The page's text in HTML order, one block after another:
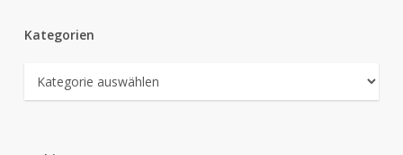
Kategorien
Kategorien